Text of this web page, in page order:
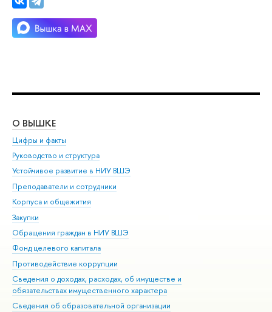
О ВЫШКЕ
Цифры и факты
Руководство и структура
Устойчивое развитие в НИУ ВШЭ
Преподаватели и сотрудники
Корпуса и общежития
Закупки
Обращения граждан в НИУ ВШЭ
Фонд целевого капитала
Противодействие коррупции
Сведения о доходах, расходах, об имуществе и
обязательствах имущественного характера
Сведения об образовательной организации